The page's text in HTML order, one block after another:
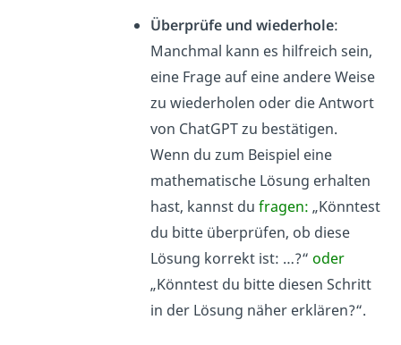
Überprüfe und wiederhole:
Manchmal kann es hilfreich sein,
eine Frage auf eine andere Weise
zu wiederholen oder die Antwort
von ChatGPT zu bestätigen.
Wenn du zum Beispiel eine
mathematische Lösung erhalten
hast, kannst du fragen: „Könntest
du bitte überprüfen, ob diese
Lösung korrekt ist: …?“ oder
„Könntest du bitte diesen Schritt
in der Lösung näher erklären?“.